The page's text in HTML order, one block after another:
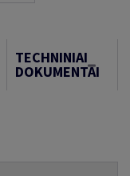
TECHNINIAI
DOKUMENTAI